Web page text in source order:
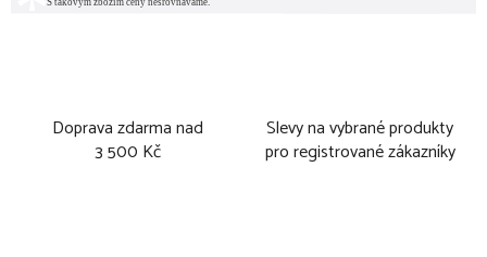
Doprava zdarma nad
3 500 Kč
Slevy na vybrané produkty
pro registrované zákazníky